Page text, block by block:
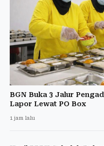
BGN Buka 3 Jalur
Lapor Lewat PO Box
1 jam lalu